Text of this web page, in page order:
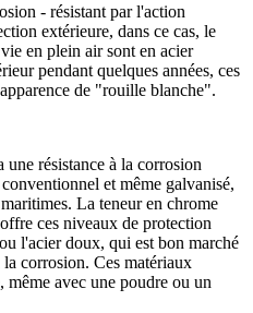
- résistant par l'action
extérieure, dans ce cas, le
en plein air sont en acier
pendant quelques années, ces
de "rouille blanche".
résistance à la corrosion
et même galvanisé,
La teneur en chrome
ces niveaux de protection
l'acier doux, qui est bon marché
la corrosion. Ces matériaux
avec une poudre ou un